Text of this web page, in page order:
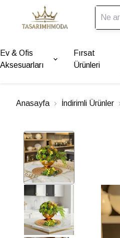
Ev & Ofis
Aksesuarları
Fırsat
Ürünleri
Anasayfa İndirimli Ürünler